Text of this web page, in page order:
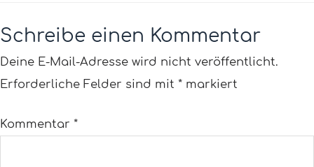
Schreibe einen Kommentar
Deine E-Mail-Adresse wird nicht veröffentlicht.
Erforderliche Felder sind mit * markiert
Kommentar *